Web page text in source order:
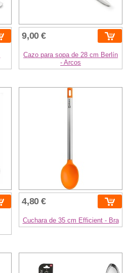
9,00 €
Cazo para sopa de 28 cm Berlín
- Arcos
4,80 €
Cuchara de 35 cm Efficient - Bra